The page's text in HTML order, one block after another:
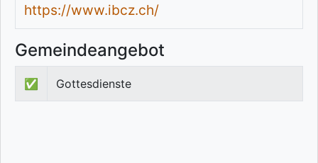
https://www.ibcz.ch/
Gemeindeangebot
✅ Gottesdienste